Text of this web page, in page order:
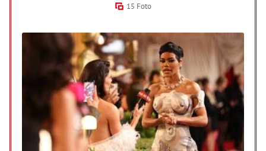
15 Foto